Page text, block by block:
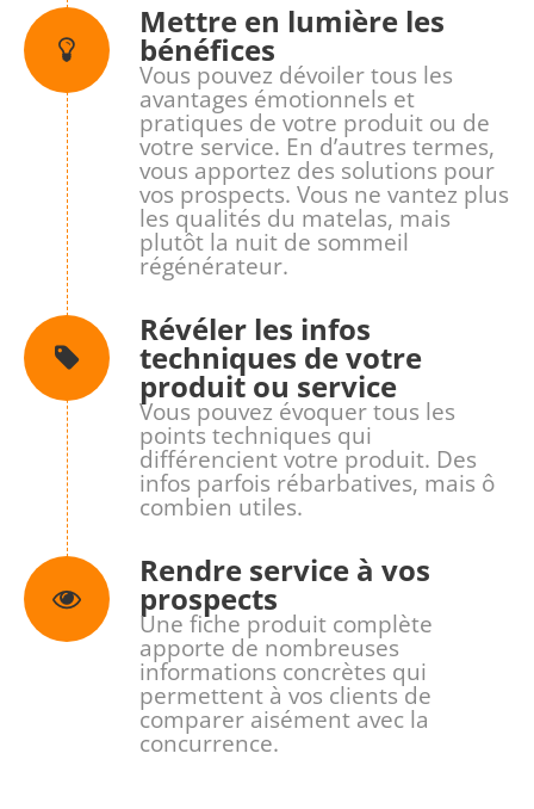
Mettre en lumière les
bénéfices
Vous pouvez dévoiler tous les
avantages émotionnels et
pratiques de votre produit ou de
votre service. En d’autres termes,
vous apportez des solutions pour
vos prospects. Vous ne vantez plus
les qualités du matelas, mais
plutôt la nuit de sommeil
régénérateur.
Révéler les infos
techniques de votre
produit ou service
Vous pouvez évoquer tous les
points techniques qui
différencient votre produit. Des
infos parfois rébarbatives, mais ô
combien utiles.
Rendre service à vos
prospects
Une fiche produit complète
apporte de nombreuses
informations concrètes qui
permettent à vos clients de
comparer aisément avec la
concurrence.